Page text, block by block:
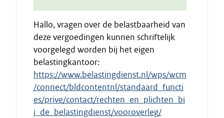
Hallo, vragen over de belastbaarheid van
deze vergoedingen kunnen schriftelijk
voorgelegd worden bij het eigen
belastingkantoor:
https://www.belastingdienst.nl/wps/wcm
/connect/bldcontentnl/standaard_functi
es/prive/contact/rechten_en_plichten_bi
j_de_belastingdienst/vooroverleg/